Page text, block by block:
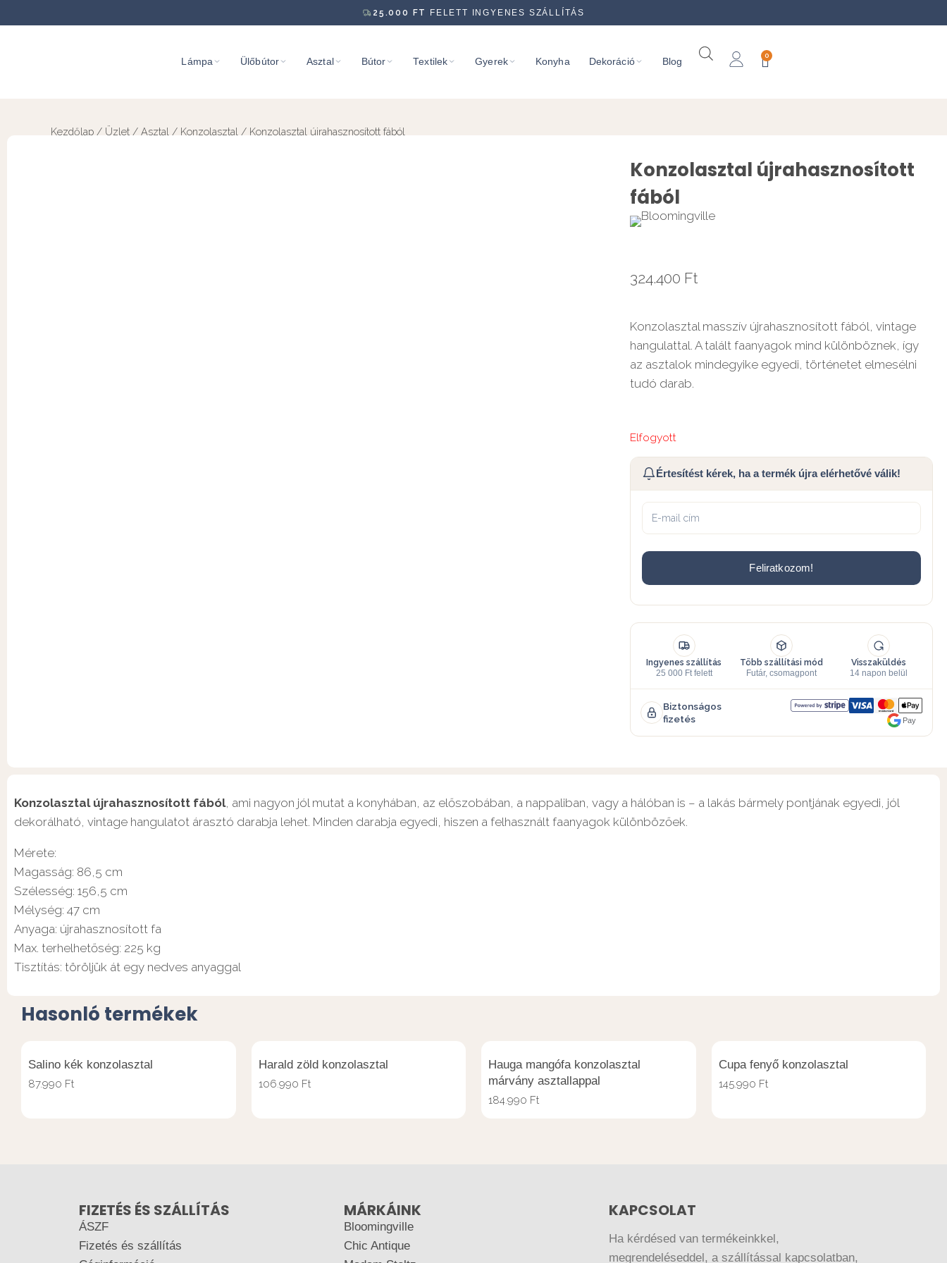
25.000 FT FELETT INGYENES SZÁLLÍTÁS
Lámpa Ülőbútor Asztal Bútor Textilek Gyerek Konyha Dekoráció Blog
0
Kezdőlap / Üzlet / Asztal / Konzolasztal / Konzolasztal újrahasznosított fából
Konzolasztal újrahasznosított
fából
324.400 Ft
Konzolasztal masszív újrahasznosított fából, vintage
hangulattal. A talált faanyagok mind különböznek, így
az asztalok mindegyike egyedi, történetet elmesélni
tudó darab.
Elfogyott
Értesítést kérek, ha a termék újra elérhetővé válik!
Feliratkozom!
Ingyenes szállítás
25 000 Ft felett
Több szállítási mód
Futár, csomagpont
Visszaküldés
14 napon belül
Biztonságos
fizetés
Pay
Konzolasztal újrahasznosított fából, ami nagyon jól mutat a konyhában, az előszobában, a nappaliban, vagy a hálóban is – a lakás bármely pontjának egyedi, jól
dekorálható, vintage hangulatot árasztó darabja lehet. Minden darabja egyedi, hiszen a felhasznált faanyagok különbözőek.
Mérete:
Magasság: 86,5 cm
Szélesség: 156,5 cm
Mélység: 47 cm
Anyaga: újrahasznosított fa
Max. terhelhetőség: 225 kg
Tisztítás: töröljük át egy nedves anyaggal
Hasonló termékek
Salino kék konzolasztal
87.990 Ft
Harald zöld konzolasztal
106.990 Ft
Hauga mangófa konzolasztal
márvány asztallappal
184.990 Ft
Cupa fenyő konzolasztal
145.990 Ft
FIZETÉS ÉS SZÁLLÍTÁS
ÁSZF
Fizetés és szállítás
MÁRKÁINK
Bloomingville
Chic Antique
KAPCSOLAT
Ha kérdésed van termékeinkkel,
megrendeléseddel, a szállítással kapcsolatban,